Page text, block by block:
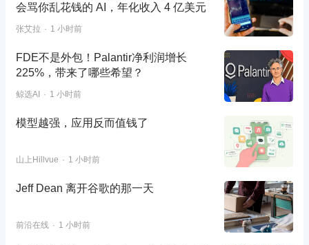
会骂你乱花钱的 AI，年化收入 4 亿美元
张艾拉 1 小时前
FDE不是外包！Palantir净利润增长
225%，带来了哪些希望？
鲸选AI 1 小时前
模型越强，应用反而值钱了
山上Hillvue 1 小时前
Jeff Dean 离开谷歌的那一天
前沿在线 1 小时前